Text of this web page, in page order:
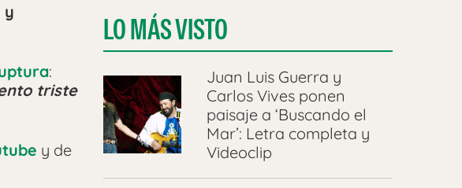
y
:
triste
y de
LO MÁS VISTO
Juan Luis Guerra y
Carlos Vives ponen
paisaje a ‘Buscando el
Mar’: Letra completa y
Videoclip